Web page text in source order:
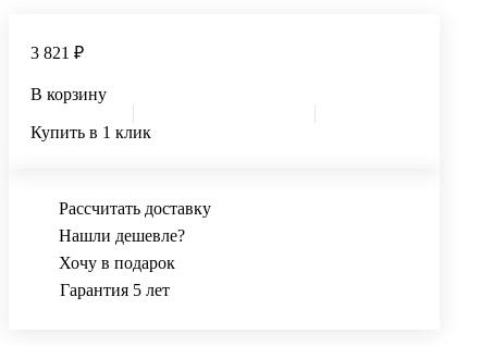
3 821 ₽
В корзину
Купить в 1 клик
Рассчитать доставку
Нашли дешевле?
Хочу в подарок
Гарантия 5 лет